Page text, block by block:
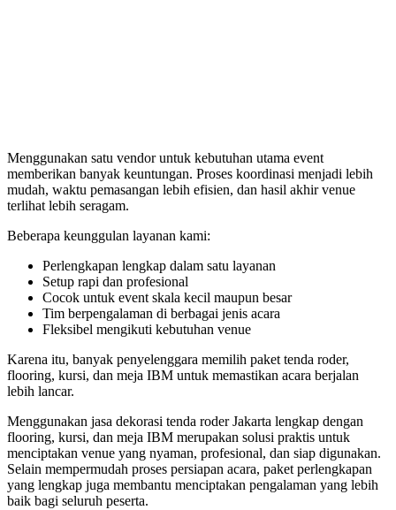
Menggunakan satu vendor untuk kebutuhan utama event
memberikan banyak keuntungan. Proses koordinasi menjadi lebih
mudah, waktu pemasangan lebih efisien, dan hasil akhir venue
terlihat lebih seragam.
Beberapa keunggulan layanan kami:
Perlengkapan lengkap dalam satu layanan
Setup rapi dan profesional
Cocok untuk event skala kecil maupun besar
Tim berpengalaman di berbagai jenis acara
Fleksibel mengikuti kebutuhan venue
Karena itu, banyak penyelenggara memilih paket tenda roder,
flooring, kursi, dan meja IBM untuk memastikan acara berjalan
lebih lancar.
Menggunakan jasa dekorasi tenda roder Jakarta lengkap dengan
flooring, kursi, dan meja IBM merupakan solusi praktis untuk
menciptakan venue yang nyaman, profesional, dan siap digunakan.
Selain mempermudah proses persiapan acara, paket perlengkapan
yang lengkap juga membantu menciptakan pengalaman yang lebih
baik bagi seluruh peserta.